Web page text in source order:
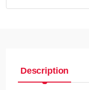
Description